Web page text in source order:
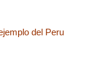
del Peru